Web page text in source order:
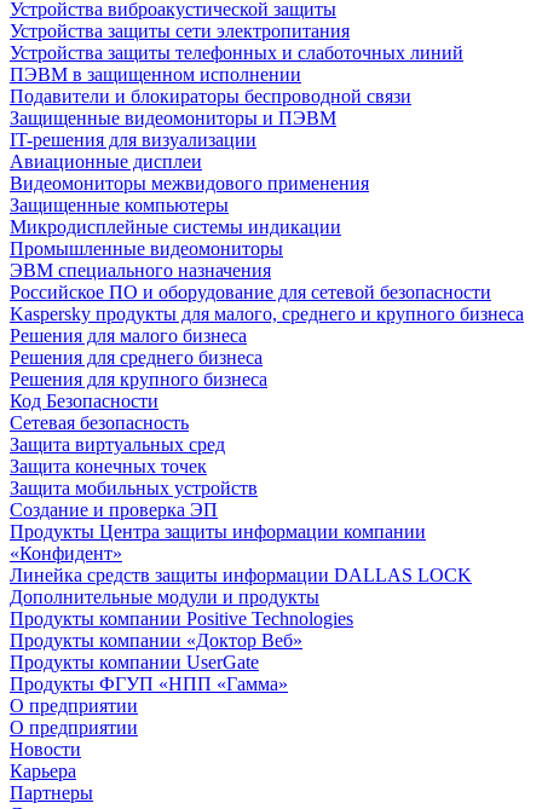
Устройства виброакустической защиты
Устройства защиты сети электропитания
Устройства защиты телефонных и слаботочных линий
ПЭВМ в защищенном исполнении
Подавители и блокираторы беспроводной связи
Защищенные видеомониторы и ПЭВМ
IT-решения для визуализации
Авиационные дисплеи
Видеомониторы межвидового применения
Защищенные компьютеры
Микродисплейные системы индикации
Промышленные видеомониторы
ЭВМ специального назначения
Российское ПО и оборудование для сетевой безопасности
Kaspersky продукты для малого, среднего и крупного бизнеса
Решения для малого бизнеса
Решения для среднего бизнеса
Решения для крупного бизнеса
Код Безопасности
Сетевая безопасность
Защита виртуальных сред
Защита конечных точек
Защита мобильных устройств
Создание и проверка ЭП
Продукты Центра защиты информации компании
«Конфидент»
Линейка средств защиты информации DALLAS LOCK
Дополнительные модули и продукты
Продукты компании Positive Technologies
Продукты компании «Доктор Веб»
Продукты компании UserGate
Продукты ФГУП «НПП «Гамма»
О предприятии
О предприятии
Новости
Карьера
Партнеры